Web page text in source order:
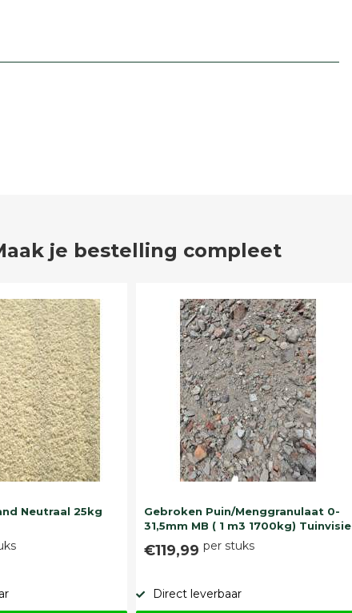
je bestelling compleet
Neutraal 25kg
Gebroken Puin/Menggranulaat 0-
31,5mm MB ( 1 m3 1700kg) Tuinvisie
€119,99 per stuks
Direct leverbaar